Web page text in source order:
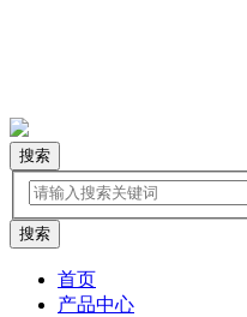
搜索
首页
产品中心